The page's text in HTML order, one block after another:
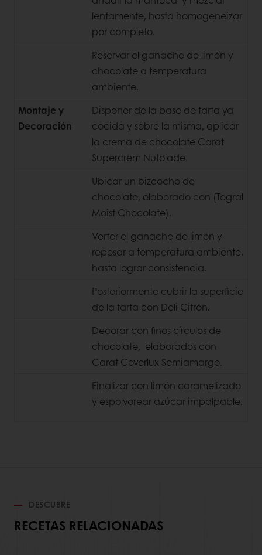
lentamente, hasta homogeneizar
por completo.
Reservar el ganache de limón y
chocolate a temperatura
ambiente.
Montaje y
Decoración
Disponer de la base de tarta ya
cocida y sobre la misma, aplicar
la crema de chocolate Carat
Supercrem Nutolade.
Ubicar un bizcocho de
chocolate, elaborado con (Tegral
Moist Chocolate).
Verter el ganache de limón y
reposar a temperatura ambiente,
hasta lograr consistencia.
Posteriormente cubrir la superficie
de la tarta con Deli Citrón.
Decorar con finos círculos de
chocolate, elaborados con
Carat Coverlux Semiamargo.
Finalizar con limón caramelizado
y espolvorear azúcar impalpable.
DESCUBRE
RECETAS RELACIONADAS